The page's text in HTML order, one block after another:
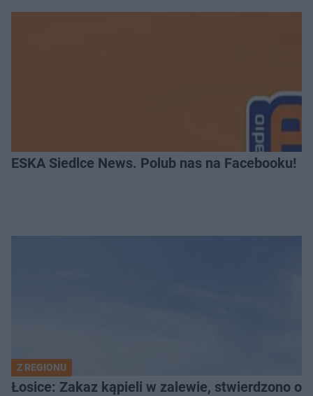
ESKA Siedlce News. Polub nas na Facebooku!
Z REGIONU
Łosice: Zakaz kąpieli w zalewie, stwierdzono